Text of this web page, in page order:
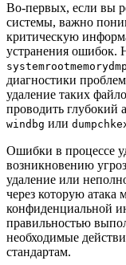
Во-первых, если вы
системы, важно
критическую
устранения ошибок.
systemrootmemorydmp
диагностики
удаление таких
проводить глубокий
windbg или
Ошибки в процессе
возникновению
удаление или
через которую атака
конфиденциальной
правильностью
необходимые
стандартам.